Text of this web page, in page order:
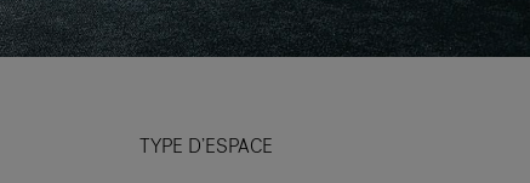
TYPE D’ESPACE